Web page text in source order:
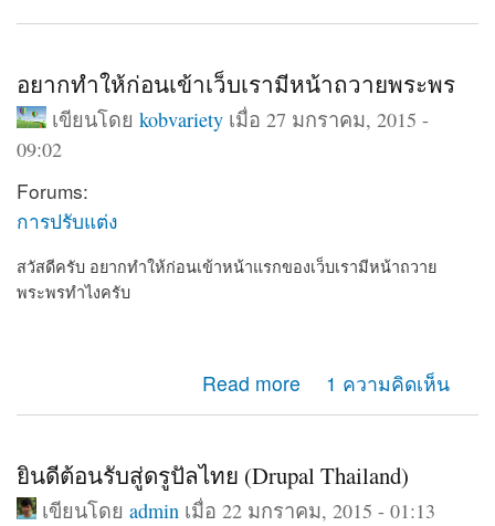
อยากทำให้ก่อนเข้าเว็บเรามีหน้าถวายพระพร
เขียนโดย kobvarietyเมื่อ 27 มกราคม, 2015 -
09:02
Forums:
การปรับแต่ง
สวัสดีครับ อยากทำให้ก่อนเข้าหน้าแรกของเว็บเรามีหน้าถวาย
พระพรทำไงครับ
Read more
about อยากทำให้ก่อนเข้าเว็บเรามีหน้าถวายพระพร
1 ความคิดเห็น
ยินดีต้อนรับสู่ดรูปัลไทย (Drupal Thailand)
เขียนโดยadmin เมื่อ 22 มกราคม, 2015 - 01:13